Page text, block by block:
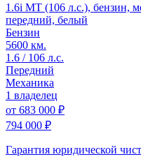
1.6i MT (106 л.с.), бензин,
передний, белый
Бензин
5600 км.
1.6 / 106 л.с.
Передний
Механика
1 владелец
от 683 000 ₽
794 000 ₽
Гарантия юридической